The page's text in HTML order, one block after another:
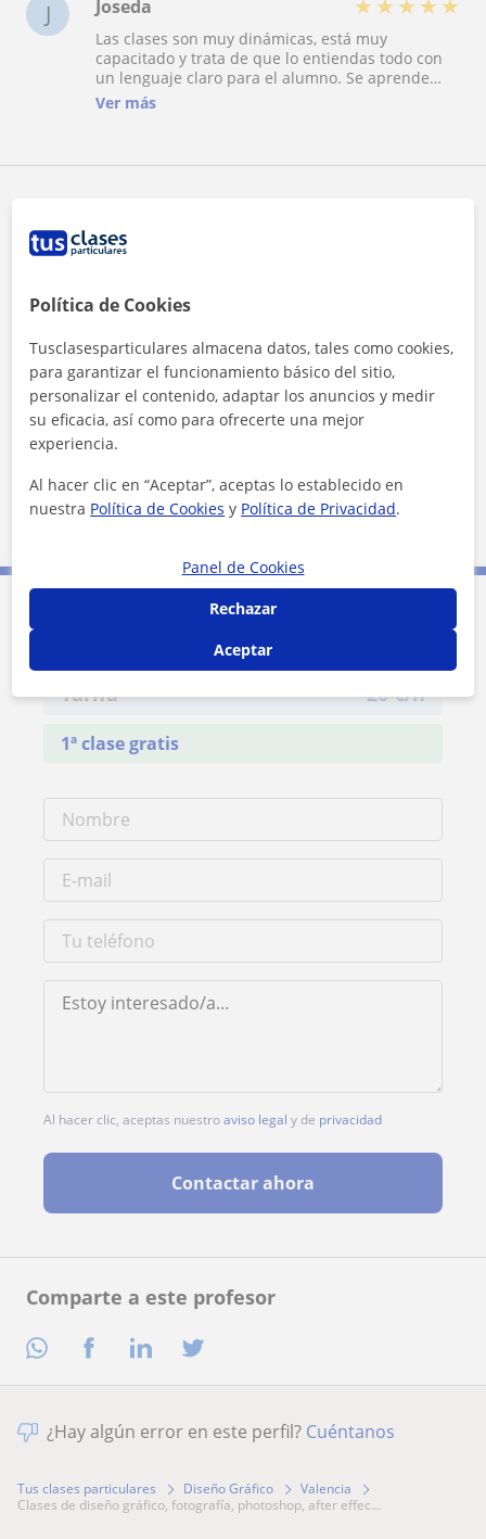
Comparte a este profesor
J Joseda
Las clases son muy dinámicas, está muy
capacitado y trata de que lo entiendas todo con
un lenguaje claro para el alumno. Se aprende
casi sin darse cuenta y además se adapta a las
Ver más
¿Quieres saber más de Argenis?
Datos verificados
Ver perfil
Tarifa 20€/h
1ª clase gratis
Al hacer clic, aceptas nuestroaviso legal y de privacidad
Contactar ahora
¿Hay algún error en este perfil? Cuéntanos
Tus clases particulares Diseño Gráfico
Valencia
clases de diseño gráfico, fotografía, photoshop, after effec...
Política de Cookies
Tusclasesparticulares almacena datos, tales como cookies,
para garantizar el funcionamiento básico del sitio,
personalizar el contenido, adaptar los anuncios y medir
su eficacia, así como para ofrecerte una mejor
experiencia.
Al hacer clic en “Aceptar”, aceptas lo establecido en
nuestra Política de Cookies y Política de Privacidad.
Panel de Cookies
Rechazar
Aceptar